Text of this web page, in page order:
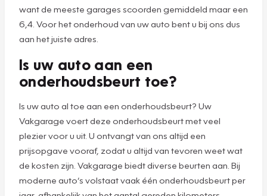
want de meeste garages scoorden gemiddeld maar een
6,4. Voor het onderhoud van uw auto bent u bij ons dus
aan het juiste adres.
Is uw auto aan een
onderhoudsbeurt toe?
Is uw auto al toe aan een onderhoudsbeurt? Uw
Vakgarage voert deze onderhoudsbeurt met veel
plezier voor u uit. U ontvangt van ons altijd een
prijsopgave vooraf, zodat u altijd van tevoren weet wat
de kosten zijn. Vakgarage biedt diverse beurten aan. Bij
moderne auto’s volstaat vaak één onderhoudsbeurt per